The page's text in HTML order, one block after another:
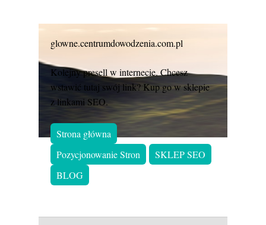
glowne.centrumdowodzenia.com.pl
Kolejny presell w internecie. Chcesz
wstawić tutaj swój link? Kup go w sklepie
z linkami SEO.
Strona główna
Pozycjonowanie Stron
SKLEP SEO
BLOG